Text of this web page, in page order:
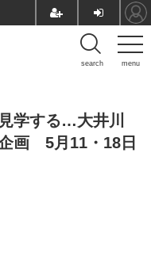
menu
search
学する…大井川
画 5月11・18日